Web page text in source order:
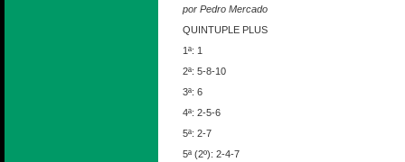
por Pedro Mercado
QUINTUPLE PLUS
1ª: 1
2ª: 5-8-10
3ª: 6
4ª: 2-5-6
5ª: 2-7
5ª (2º): 2-4-7